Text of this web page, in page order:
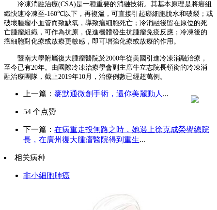
冷凍消融治療(CSA)是一種重要的消融技術。其基本原理是將癌組
織快速冷凍至-160℃以下，再複溫，可直接引起癌細胞脫水和破裂；或
破壞腫瘤小血管而致缺氧，導致瘤細胞死亡；冷消融後留在原位的死
亡腫瘤組織，可作為抗原，促進機體發生抗腫瘤免疫反應；冷凍後的
癌細胞對化療或放療更敏感，即可增強化療或放療的作用。
暨南大學附屬復大腫瘤醫院於2000年從美國引進冷凍消融治療，
至今已有20年。由國際冷凍治療學會副主席牛立志院長領銜的冷凍消
融治療團隊，截止2019年10月，治療例數已經超萬例。
上一篇： 麥默通微創手術，還你美麗動人 ...
54 个点赞
下一篇： 在病重走投無路之時，她遇上徐克成榮譽總院
長，在廣州復大腫瘤醫院得到重生...
相关病种
非小細胞肺癌